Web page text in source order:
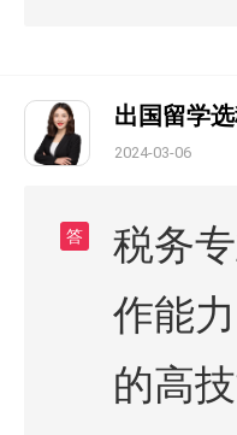
出国留学
2024-03-06
答
税务
作能
的高